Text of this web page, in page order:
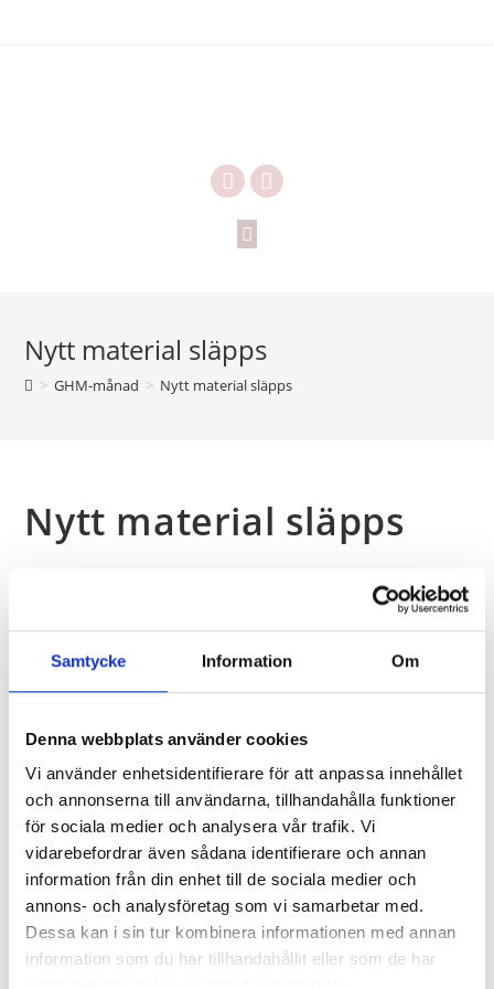
Samtycke Information Om
Denna webbplats använder cookies
Vi använder enhetsidentifierare för att anpassa innehållet
och annonserna till användarna, tillhandahålla funktioner
för sociala medier och analysera vår trafik. Vi
vidarebefordrar även sådana identifierare och annan
information från din enhet till de sociala medier och
annons- och analysföretag som vi samarbetar med.
Dessa kan i sin tur kombinera informationen med annan
information som du har tillhandahållit eller som de har
Nytt material släpps
> GHM-månad > Nytt material släpps
Nytt material släpps
Arkiv
Kategorier
Inga kategorier